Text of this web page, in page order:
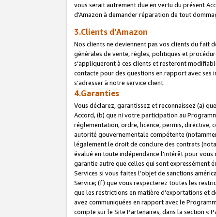
vous serait autrement due en vertu du présent
d’Amazon à demander réparation de tout
3.Clients d’Amazon
Nos clients ne deviennent pas vos clients du fait
générales de vente, règles, politiques et
s’appliqueront à ces clients et resteront
contacte pour des questions en rapport avec ses
s’adresser à notre service client.
4.Garanties
Vous déclarez, garantissez et reconnaissez (a)
Accord, (b) que ni votre participation au
réglementation, ordre, licence, permis, directive,
autorité gouvernementale compétente
légalement le droit de conclure des contrats
évalué en toute indépendance l’intérêt pour
garantie autre que celles qui sont expressément
Services si vous faites l’objet de sanctions
Service; (f) que vous respecterez toutes les
que les restrictions en matière d’exportations et
avez communiquées en rapport avec le
compte sur le Site Partenaires, dans la section «